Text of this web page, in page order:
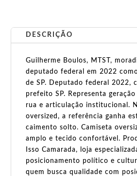
DESCRIÇÃO
Guilherme Boulos, MTST,
deputado federal em 2022
de SP. Deputado federal 2022,
prefeito SP. Representa
rua e articulação institucional.
oversized, a referência ganha
caimento solto. Camiseta
amplo e tecido confortável.
Isso Camarada, loja
posicionamento político e
quem busca qualidade com